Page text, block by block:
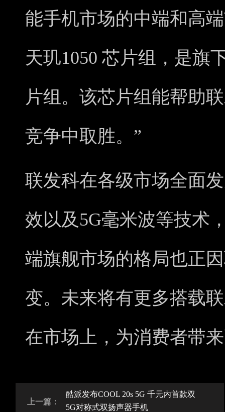
能手机市场的中端和高
天玑1050 芯片组，是旗
片组。该芯片组能帮助
竞争中取胜。”
联发科在各级市场全面
效以及5G毫米波等技术
端旗舰市场的格局也正
变。未来将有更多搭载
在市场上，为消费者带
上一篇：
酷派发布COOL 20s 5G 千元内首款双
5G对称式双扬声器手机